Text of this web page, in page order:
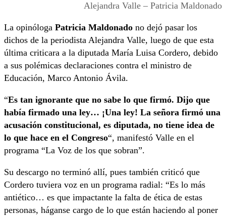
Alejandra Valle – Patricia Maldonado
La opinóloga Patricia Maldonado no dejó pasar los
dichos de la periodista Alejandra Valle, luego de que esta
última criticara a la diputada María Luisa Cordero, debido
a sus polémicas declaraciones contra el ministro de
Educación, Marco Antonio Ávila.
“Es tan ignorante que no sabe lo que firmó. Dijo que
había firmado una ley… ¡Una ley! La señora firmó una
acusación constitucional, es diputada, no tiene idea de
lo que hace en el Congreso“, manifestó Valle en el
programa “La Voz de los que sobran”.
Su descargo no terminó allí, pues también criticó que
Cordero tuviera voz en un programa radial: “Es lo más
antiético… es que impactante la falta de ética de estas
personas, háganse cargo de lo que están haciendo al poner